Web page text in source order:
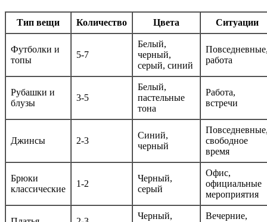
Тип вещи Количество Цвета Ситуации
Футболки и
топы
5-7
Белый,
черный,
серый, синий
работа
Рубашки и
блузы
3-5
Белый,
пастельные
тона
Работа,
встречи
Джинсы 2-3
Синий,
черный
свободное
время
Брюки
классические
1-2
Черный,
серый
Офис,
официальные
мероприятия
Черный,
Вечерние,